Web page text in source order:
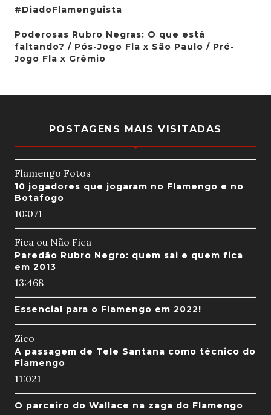
#DiadoFlamenguista
Poderosas Rubro Negras: O que está
faltando? / Pós-Jogo Fla x São Paulo / Pré-
Jogo Fla x Grêmio
POSTAGENS MAIS VISITADAS
Flamengo Fotos
10 jogadores que jogaram no Flamengo e no
Botafogo
10:071
Fica ou Não Fica
Paredão Rubro Negro: quem sai e quem fica
em 2013
13:468
Essencial para o Flamengo em 2022!
Zico
A passagem de Tele Santana como técnico do
Flamengo
11:021
O parceiro do Wallace na zaga do Flamengo